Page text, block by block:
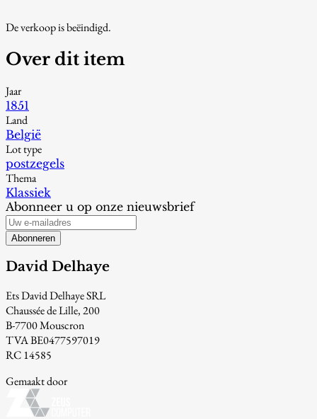
De verkoop is beëindigd.
Over dit item
Jaar
1851
Land
België
Lot type
postzegels
Thema
Klassiek
Abonneer u op onze nieuwsbrief
Abonneren
David Delhaye
Ets David Delhaye SRL
Chaussée de Lille, 200
B-7700 Mouscron
TVA BE0477597019
RC 14585
Gemaakt door